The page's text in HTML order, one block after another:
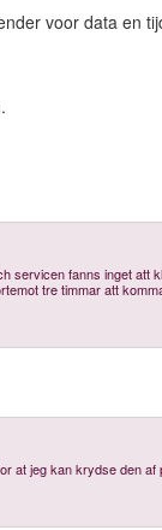
voor data en
servicen fanns inget
tre timmar att
at jeg kan krydse den